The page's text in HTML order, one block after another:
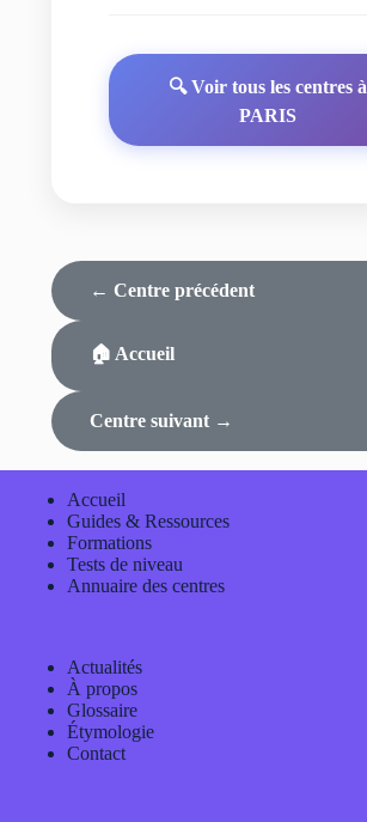
🔍 Voir tous les centres à
PARIS
← Centre précédent
🏠 Accueil
Centre suivant →
Accueil
Guides & Ressources
Formations
Tests de niveau
Annuaire des centres
Actualités
À propos
Glossaire
Étymologie
Contact